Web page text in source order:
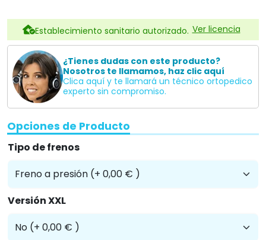
Establecimiento sanitario autorizado. Ver licencia
¿Tienes dudas con este producto?
Nosotros te llamamos, haz clic aquí
Clica aquí y te llamará un técnico ortopedico
experto sin compromiso.
Opciones de Producto
Tipo de frenos
Versión XXL